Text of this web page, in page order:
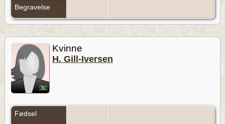
Begravelse
Kvinne
H. Gill-Iversen
Fødsel